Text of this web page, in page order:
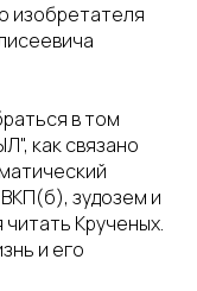
изобретателя
в том
как связано
зудозем и
Крученых.
и его